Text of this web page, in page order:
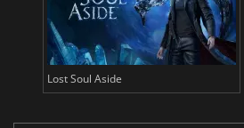
Lost Soul Aside